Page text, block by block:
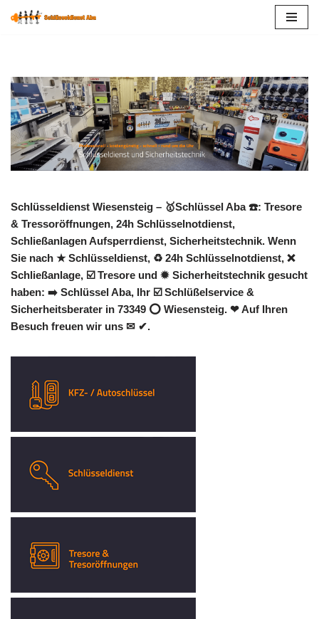
Schlüsseldienst Wiesensteig – 🥇Schlüssel Aba ☎️: Tresore
& Tressoröffnungen, 24h Schlüsselnotdienst,
Schließanlagen Aufsperrdienst, Sicherheitstechnik. Wenn
Sie nach ★ Schlüsseldienst, ♻ 24h Schlüsselnotdienst, ❌
Schließanlage, ☑️ Tresore und ✹ Sicherheitstechnik gesucht
haben: ➡️ Schlüssel Aba, Ihr ☑️ Schlüßelservice &
Sicherheitsberater in 73349 ⭕ Wiesensteig. ❤ Auf Ihren
Besuch freuen wir uns ✉ ✔.